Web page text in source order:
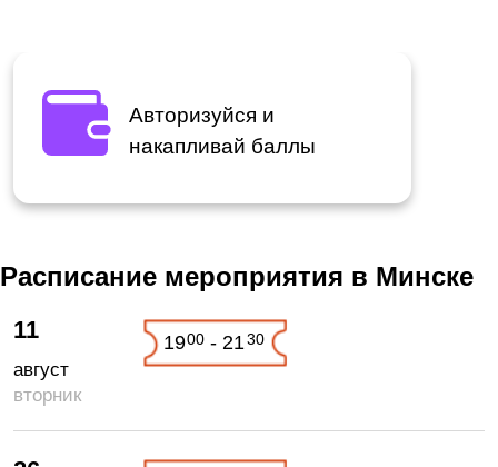
Авторизуйся и
накапливай баллы
Расписание мероприятия в Минске
11
август
вторник
1900 - 2130